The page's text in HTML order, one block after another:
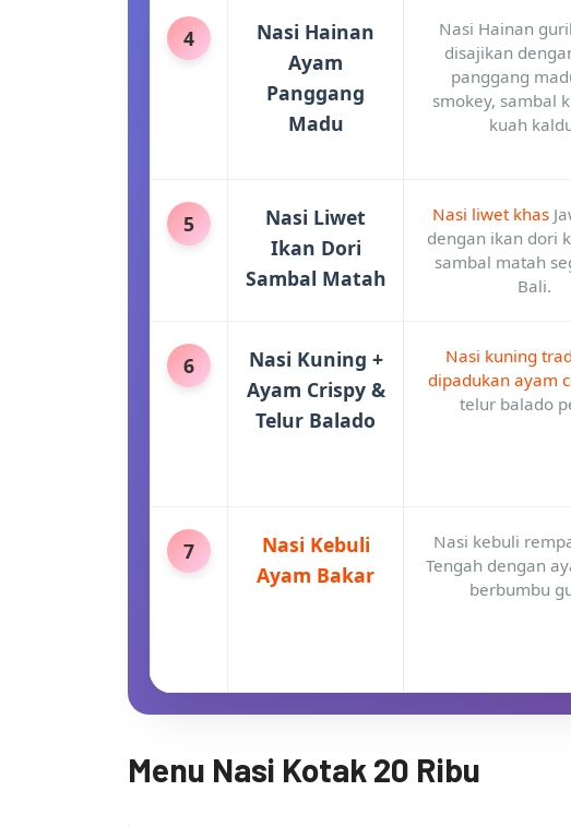
4
Nasi Hainan
Ayam
Panggang
Madu
Nasi Hainan
disajikan
panggang
smokey, sambal
kuah
5
Nasi Liwet
Ikan Dori
Sambal Matah
Nasi liwet khas
dengan ikan dori
sambal matah
Bali.
6
Nasi Kuning +
Ayam Crispy &
Telur Balado
Nasi kuning
dipadukan ayam
telur balado
7
Nasi Kebuli
Ayam Bakar
Nasi kebuli
Tengah dengan
berbumbu
Menu Nasi Kotak 20 Ribu